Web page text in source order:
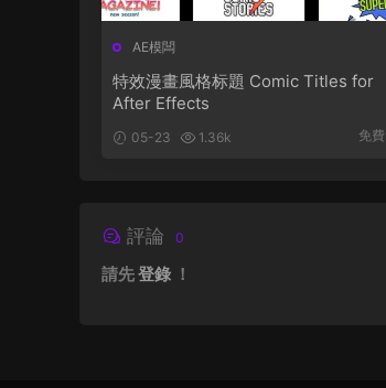
AE模闆
特效漫畫風格标題 Comic Titles for
After Effects
05-23 1.36k 免費
評論 0
請先登錄 ！